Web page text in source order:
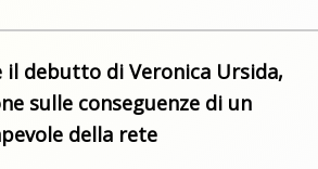
il debutto di Veronica Ursida,
sulle conseguenze di un
della rete